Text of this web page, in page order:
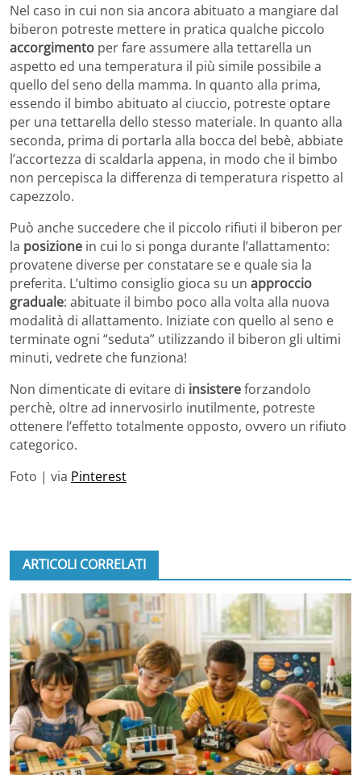
Nel caso in cui non sia ancora abituato a mangiare dal
biberon potreste mettere in pratica qualche piccolo
accorgimento per fare assumere alla tettarella un
aspetto ed una temperatura il più simile possibile a
quello del seno della mamma. In quanto alla prima,
essendo il bimbo abituato al ciuccio, potreste optare
per una tettarella dello stesso materiale. In quanto alla
seconda, prima di portarla alla bocca del bebè, abbiate
l’accortezza di scaldarla appena, in modo che il bimbo
non percepisca la differenza di temperatura rispetto al
capezzolo.
Può anche succedere che il piccolo rifiuti il biberon per
la posizione in cui lo si ponga durante l’allattamento:
provatene diverse per constatare se e quale sia la
preferita. L’ultimo consiglio gioca su un approccio
graduale: abituate il bimbo poco alla volta alla nuova
modalità di allattamento. Iniziate con quello al seno e
terminate ogni “seduta” utilizzando il biberon gli ultimi
minuti, vedrete che funziona!
Non dimenticate di evitare di insistereforzandolo
perchè, oltre ad innervosirlo inutilmente, potreste
ottenere l’effetto totalmente opposto, ovvero un rifiuto
categorico.
Foto | via Pinterest
ARTICOLI CORRELATI